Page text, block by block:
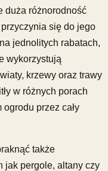
duża różnorodność
przyczynia się do jego
jednolitych rabatach,
wykorzystują
krzewy oraz trawy
w różnych porach
przez cały
także
jak pergole, altany czy